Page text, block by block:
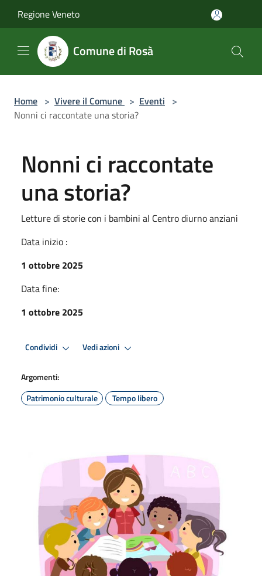
Regione Veneto
Comune di Rosà
Home > Vivere il Comune > Eventi >
Nonni ci raccontate una storia?
Nonni ci raccontate
una storia?
Letture di storie con i bambini al Centro diurno anziani
Data inizio :
1 ottobre 2025
Data fine:
1 ottobre 2025
Condividi Vedi azioni
Argomenti:
Patrimonio culturale
Tempo libero